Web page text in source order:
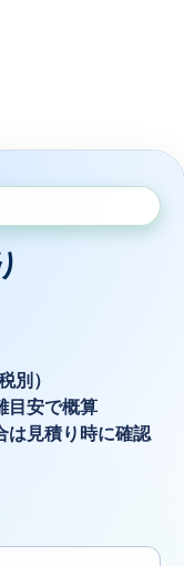
別）
目安で概算
は見積り時に確認